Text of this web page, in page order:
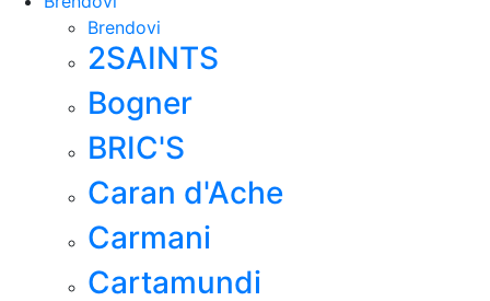
Brendovi
2SAINTS
Bogner
BRIC'S
Caran d'Ache
Carmani
Cartamundi